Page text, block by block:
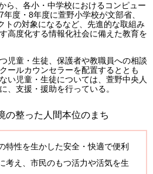
ら、各小・中学校におけるコンピュー
度・8年度に萱野小学校が文部省、
トの対象になるなど、先進的な取組み
高度化する情報化社会に備えた教育を
児童・生徒、保護者や教職員への相談
ールカウンセラーを配置するととも
い児童・生徒については、萱野中央人
、支援・援助を行っている。
の整った人間本位のまち
特性を生かした安全・快適で便利
考え、市民のもつ活力や活気を生